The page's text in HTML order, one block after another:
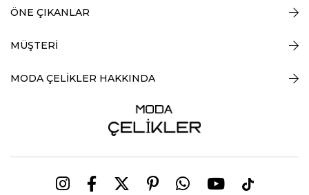
ÖNE ÇIKANLAR
MÜŞTERİ
MODA ÇELİKLER HAKKINDA